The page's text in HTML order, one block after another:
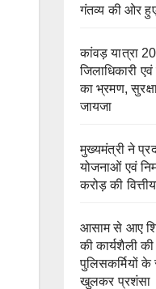
गंतव्य की ओर हुए
कांवड़ यात्रा
जिलाधिकारी एवं
का भ्रमण,
जायजा
मुख्यमंत्री ने
योजनाओं एवं
करोड़ की
आसाम से आए
की कार्यशैली
पुलिसकर्मियों के
खुलकर प्रशंसा